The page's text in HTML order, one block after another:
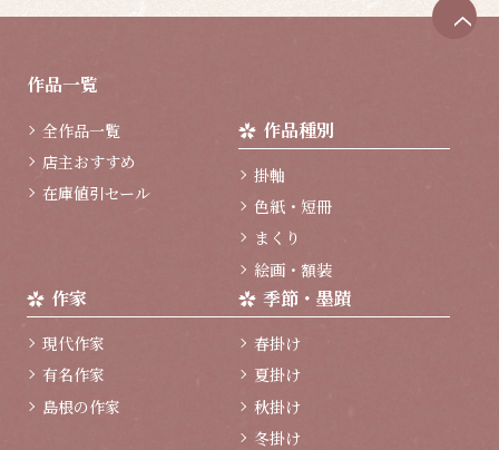
作品一覧
全作品一覧
店主おすすめ
在庫値引セール
作品種別
掛軸
色紙・短冊
まくり
絵画・額装
作家
現代作家
有名作家
島根の作家
季節・墨蹟
春掛け
夏掛け
秋掛け
冬掛け
ペ